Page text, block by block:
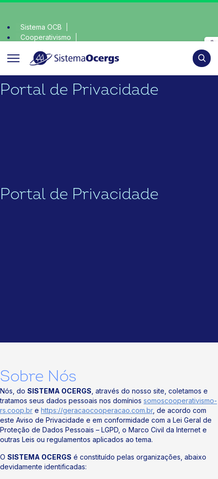
Sistema OCB
Cooperativismo
Portal de Privacidade
Portal de Privacidade
Sobre Nós
Nós, do SISTEMA OCERGS , através do nosso site, coletamos e
tratamos seus dados pessoais nos domínios somoscooperativismo-
rs.coop.br e https://geracaocooperacao.com.br, de acordo com
este Aviso de Privacidade e em conformidade com a Lei Geral de
Proteção de Dados Pessoais – LGPD, o Marco Civil da Internet e
outras Leis ou regulamentos aplicados ao tema.
O SISTEMA OCERGS é constituído pelas organizações, abaixo
devidamente identificadas: